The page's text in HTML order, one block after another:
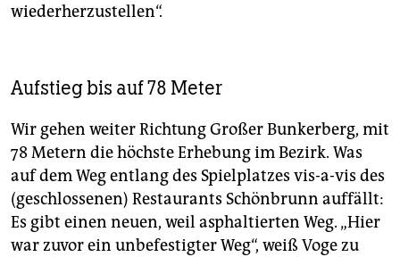
wiederherzustellen“.
Aufstieg bis auf 78 Meter
Wir gehen weiter Richtung Großer Bunkerberg, mit
78 Metern die höchste Erhebung im Bezirk. Was
auf dem Weg entlang des Spielplatzes vis-a-vis des
(geschlossenen) Restaurants Schönbrunn auffällt:
Es gibt einen neuen, weil asphaltierten Weg. „Hier
war zuvor ein unbefestigter Weg“, weiß Voge zu